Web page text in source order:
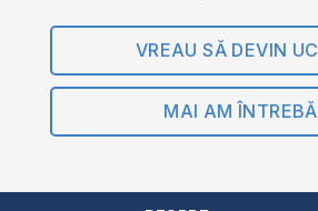
VREAU SĂ DEVIN
MAI AM